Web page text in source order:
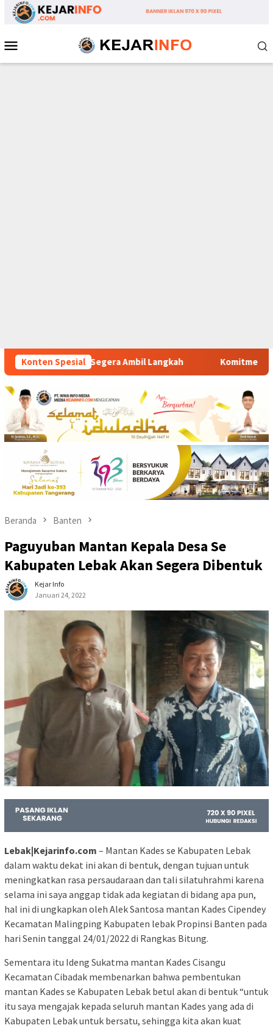
Loncat
Mobile
Konten SpesialKomitmen Polsek Tigaraksa Tindak Tegas
Beranda Banten
Paguyuban Mantan Kepala Desa Se
Kabupaten Lebak Akan Segera Dibentuk
Kejar Info
Januari 24, 2022
Lebak|Kejarinfo.com – Mantan Kades se Kabupaten Lebak
dalam waktu dekat ini akan di bentuk, dengan tujuan untuk
meningkatkan rasa persaudaraan dan tali silatuhrahmi karena
selama ini saya anggap tidak ada kegiatan di bidang apa pun,
hal ini di ungkapkan oleh Alek Santosa mantan Kades Cipendey
Kecamatan Malingping Kabupaten lebak Propinsi Banten pada
hari Senin tanggal 24/01/2022 di Rangkas Bitung.
Sementara itu Ideng Sukatma mantan Kades Cisangu
Kecamatan Cibadak membenarkan bahwa pembentukan
mantan Kades se Kabupaten Lebak betul akan di bentuk “untuk
itu saya mengajak kepada seluruh mantan Kades yang ada di
Kabupaten Lebak untuk bersatu, sehingga kita akan kuat